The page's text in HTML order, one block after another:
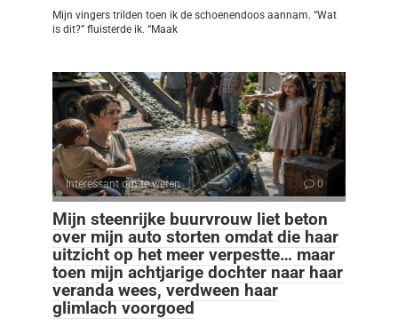
Mijn vingers trilden toen ik de schoenendoos aannam. “Wat
is dit?” fluisterde ik. “Maak
Interessant om te weten 0
Mijn steenrijke buurvrouw liet beton
over mijn auto storten omdat die haar
uitzicht op het meer verpestte… maar
toen mijn achtjarige dochter naar haar
veranda wees, verdween haar
glimlach voorgoed